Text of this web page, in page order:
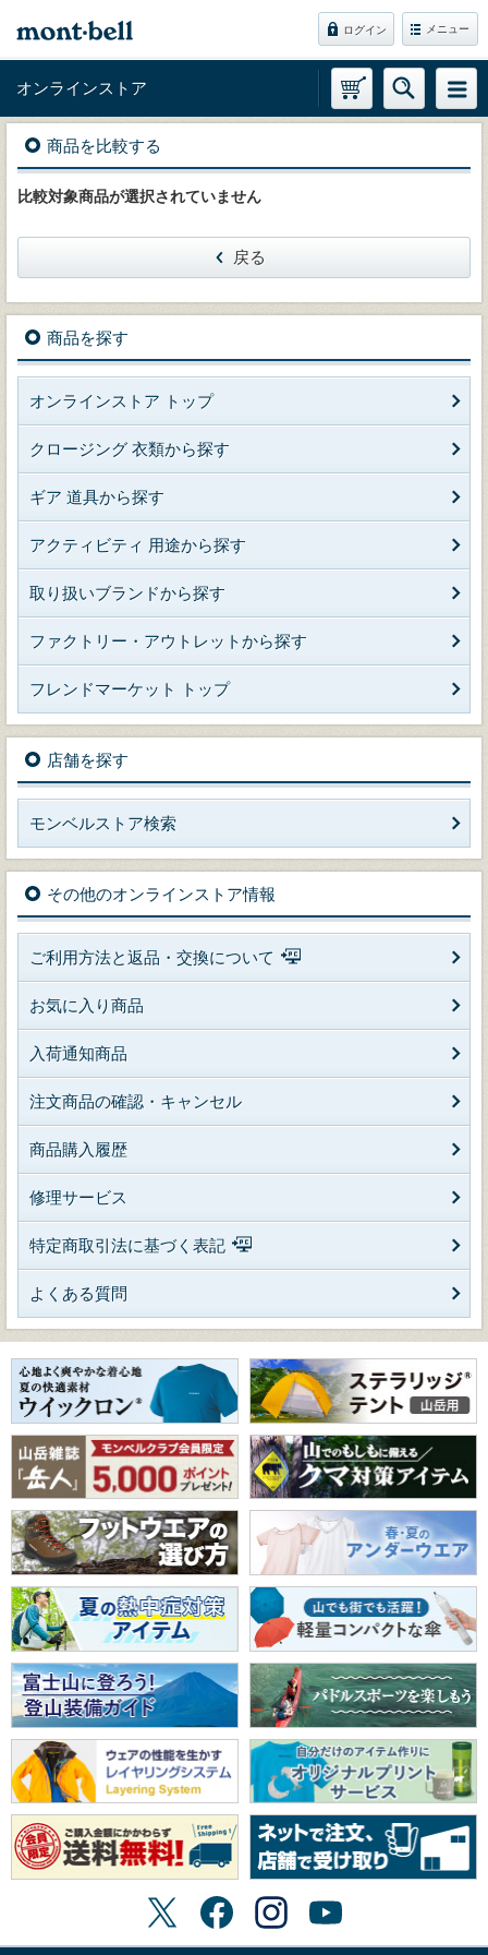
ログイン メニュー
オンラインストア
商品を比較する
比較対象商品が選択されていません
戻る
商品を探す
オンラインストア トップ
クロージング 衣類から探す
ギア 道具から探す
アクティビティ 用途から探す
取り扱いブランドから探す
ファクトリー・アウトレットから探す
フレンドマーケット トップ
店舗を探す
モンベルストア検索
その他のオンラインストア情報
ご利用方法と返品・交換について
お気に入り商品
入荷通知商品
注文商品の確認・キャンセル
商品購入履歴
修理サービス
特定商取引法に基づく表記
よくある質問